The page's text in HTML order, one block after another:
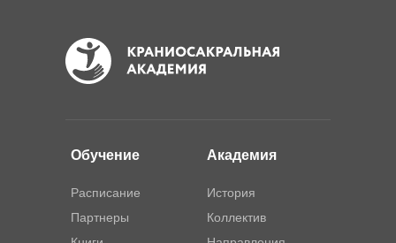
Академия
История
Коллектив
Обучение
Расписание
Партнеры